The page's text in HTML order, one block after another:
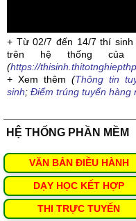
+ Từ 02/7 đến 14/7 thí
trên hệ thống của
(https://
+ Xem thêm(Thông tin
sinh; Điểm trúng tuyển hàng
HỆ THỐNG PHẦN MỀM
VĂN BẢN ĐIỀU HÀNH
DẠY HỌC KẾT HỢP
THI TRỰC TUYẾN